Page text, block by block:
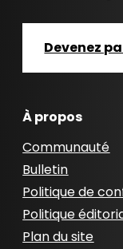
Devenez
À propos
Communauté
Bulletin
Politique de
Politique
Plan du site